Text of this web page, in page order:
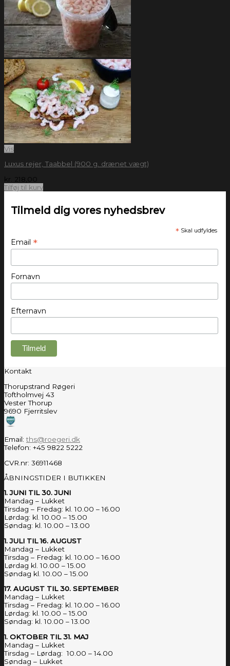
Vis
Luxus rejer, Taabbel (900 g. drænet vægt)
kr.
218,00
Tilføj til kurv
Tilmeld dig vores nyhedsbrev
* Skal udfyldes
Email *
Fornavn
Efternavn
Kontakt
Thorupstrand Røgeri
Toftholmvej 43
Vester Thorup
9690 Fjerritslev
Email:ths@roegeri.dk
Telefon: +45 9822 5222
CVR.nr: 36911468
ÅBNINGSTIDER I BUTIKKEN
1. JUNI TIL 30. JUNI
Mandag – Lukket
Tirsdag – Fredag: kl. 10.00 – 16.00
Lørdag: kl. 10.00 – 15.00
Søndag: kl. 10.00 – 13.00
1. JULI TIL 16. AUGUST
Mandag – Lukket
Tirsdag – Fredag: kl. 10.00 – 16.00
Lørdag kl. 10.00 – 15.00
Søndag kl. 10.00 – 15.00
17. AUGUST TIL 30. SEPTEMBER
Mandag – Lukket
Tirsdag – Fredag: kl. 10.00 – 16.00
Lørdag: kl. 10.00 – 15.00
Søndag: kl. 10.00 – 13.00
1. OKTOBER TIL 31. MAJ
Mandag – Lukket
Tirsdag – Lørdag: 10.00 – 14.00
Søndag – Lukket